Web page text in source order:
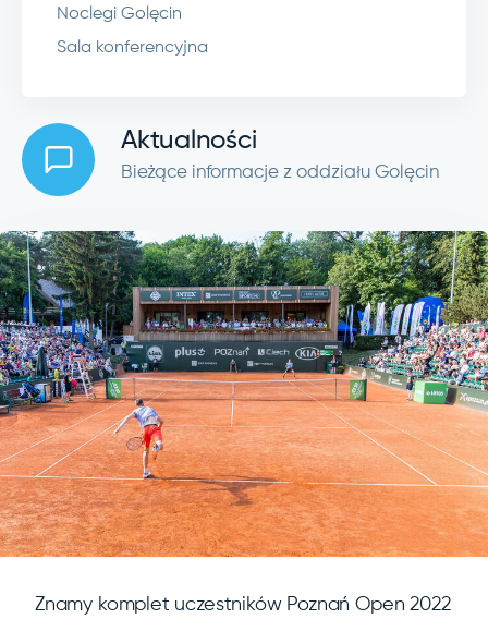
Noclegi Golęcin
Sala konferencyjna
Aktualności
Bieżące informacje z oddziału Golęcin
Znamy komplet uczestników Poznań Open 2022